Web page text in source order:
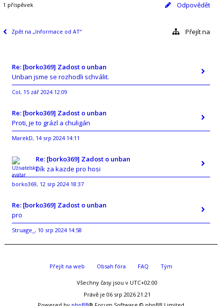
1 příspěvek Odpovědět
Zpět na „Informace od AT“ Přejít na
Re: [borko369] Zadost o unban
Unban jsme se rozhodli schválit.
Col, 15 zář 2024 12:09
Re: [borko369] Zadost o unban
Proti, je to grázl a chuligán
MarekD, 14 srp 2024 14:11
Re: [borko369] Zadost o unban
Dík za kazde pro hosi
borko369, 12 srp 2024 18:37
Re: [borko369] Zadost o unban
pro
Struage_ , 10 srp 2024 14:58
Přejít na web Obsah fóra FAQ Tým
Všechny časy jsou v UTC+02:00
Právě je 06 srp 2026 21:21